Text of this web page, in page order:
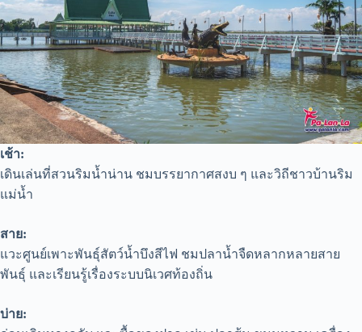
เช้า:
เดินเล่นที่สวนริมน้ำน่าน ชมบรรยากาศสงบ ๆ และวิถีชาวบ้านริม
แม่น้ำ
สาย:
แวะศูนย์เพาะพันธุ์สัตว์น้ำบึงสีไฟ ชมปลาน้ำจืดหลากหลายสาย
พันธุ์ และเรียนรู้เรื่องระบบนิเวศท้องถิ่น
บ่าย: